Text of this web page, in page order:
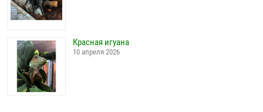
Красная игуана
10 апреля 2026